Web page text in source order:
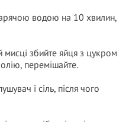
водою на 10 хвилин,
мисці збийте яйця з цукром
перемішайте.
і сіль, після чого